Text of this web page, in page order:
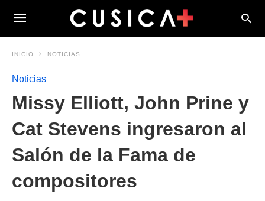
INICIO NOTICIAS
Noticias
Missy Elliott, John Prine y
Cat Stevens ingresaron al
Salón de la Fama de
compositores